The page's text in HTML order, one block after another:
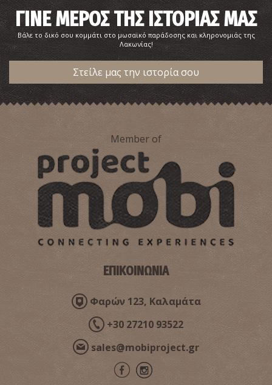
ΓΙΝΕ ΜΕΡΟΣ ΤΗΣ ΙΣΤΟΡΙΑΣ ΜΑΣ
Βάλε το δικό σου κομμάτι στο μωσαϊκό παράδοσης και κληρονομιάς της
Λακωνίας!
Στείλε μας την ιστορία σου
Member of
ΕΠΙΚΟΙΝΩΝΙΑ
Φαρών 123, Καλαμάτα
+30 27210 93522
sales@mobiproject.gr